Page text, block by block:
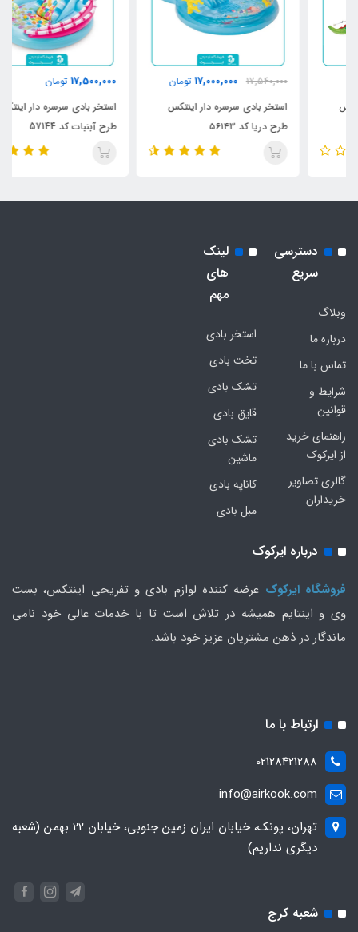
17,000,000 تومان
استخر بادی سرسره دار اینتکس
طرح دریا کد ۵۶۱۴۳
تومان
استخر بادی سرسره دار اینتکس
طرح آبنبات کد 57144
دسترسی
سریع
وبلاگ
درباره ما
تماس با ما
شرایط و
قوانین
راهنمای خرید
از ایرکوک
گالری تصاویر
خریداران
لینک
های
مهم
استخر بادی
تخت بادی
تشک بادی
قایق بادی
تشک بادی
ماشین
کاناپه بادی
مبل بادی
درباره ایرکوک
فروشگاه ایرکوک عرضه کننده لوازم بادی و تفریحی اینتکس، بست
وی و اینتایم همیشه در تلاش است تا با خدمات عالی خود نامی
ماندگار در ذهن مشتریان عزیز خود باشد.
ارتباط با ما
02128421288
info@airkook.com
تهران، پونک، خیابان ایران زمین جنوبی، خیابان 22 بهمن (شعبه
دیگری نداریم)
شعبه کرج